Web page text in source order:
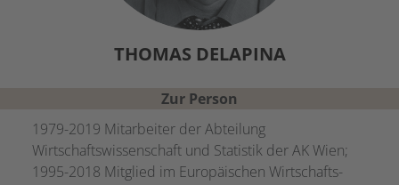
THOMAS DELAPINA
Zur Person
1979-2019 Mitarbeiter der Abteilung
Wirtschaftswissenschaft und Statistik der AK Wien;
1995-2018 Mitglied im Europäischen Wirtschafts-